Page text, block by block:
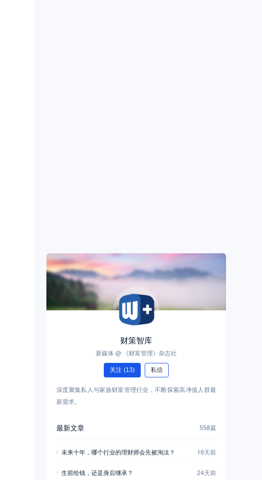
财策智库
新媒体 @ 《财富管理》杂志社
关注 (13) 私信
深度聚集私人与家族财富管理行业，不断探索高净值人群最
新需求。
最新文章 558篇
未来十年，哪个行业的理财师会先被淘汰？ 16天前
生前给钱，还是身后继承？ 24天前